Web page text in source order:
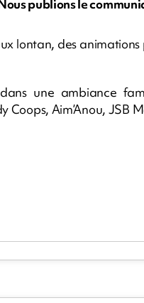
publions le
lontan, des
une ambiance
Aim’Anou, JSB